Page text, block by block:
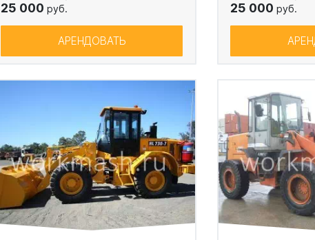
25 000 руб.
АРЕНДОВАТЬ
25 000 руб.